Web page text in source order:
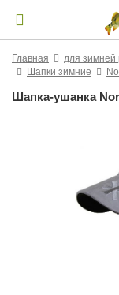
Главная для зимней
Шапки зимние
Шапка-ушанка